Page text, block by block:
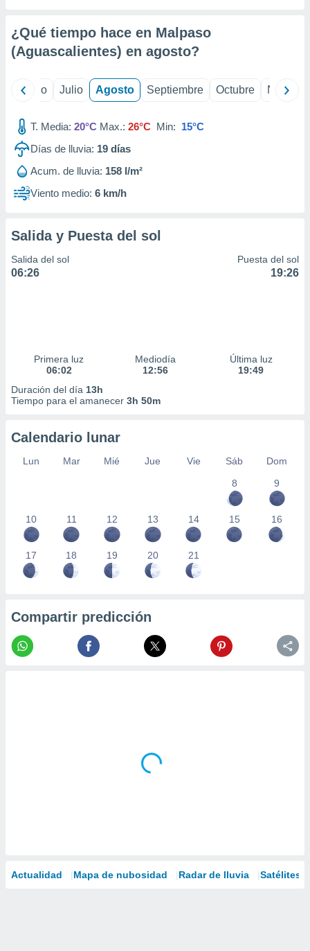
e
mediante
publicidad
publicidad
de
1199
¿Qué tiempo hace en Malpaso
(Aguascalientes) en agosto?
Junio Julio Agosto Septiembre Octubre
T. Media: 20°C Max.: 26°C Min: 15°C
Días de lluvia: 19 días
Acum. de lluvia: 158 l/m²
Viento medio: 6 km/h
Salida y Puesta del sol
Salida del sol
06:26
Puesta del sol
19:26
Primera luz
06:02
Mediodía
12:56
Última luz
19:49
Duración del día 13h
Tiempo para el amanecer 3h 50m
Calendario lunar
Lun Mar Mié Jue Vie Sáb
Dom
8
9
10 11 12 13 14 15 16
17 18 19 20 21
Compartir predicción
Actualidad Mapa de nubosidad Radar de lluvia Satélites